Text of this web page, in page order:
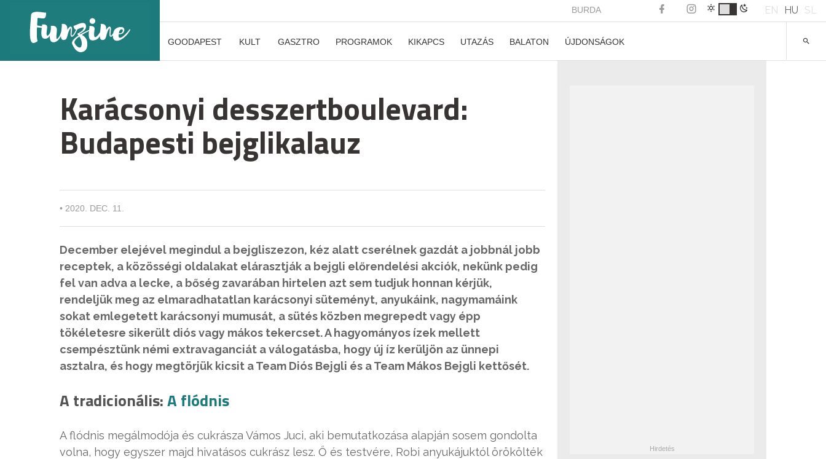
BURDA EN HU SL
GOODAPEST KULT GASZTRO PROGRAMOK KIKAPCS UTAZÁS BALATON ÚJDONSÁGOK
Karácsonyi desszertboulevard:
Budapesti bejglikalauz
• 2020. DEC. 11.
December elejével megindul a bejgliszezon, kéz alatt cserélnek gazdát a jobbnál jobb
receptek, a közösségi oldalakat elárasztják a bejgli előrendelési akciók, nekünk pedig
fel van adva a lecke, a bőség zavarában hirtelen azt sem tudjuk honnan kérjük,
rendeljük meg az elmaradhatatlan karácsonyi süteményt, anyukáink, nagymamáink
sokat emlegetett karácsonyi mumusát, a sütés közben megrepedt vagy épp
tökéletesre sikerült diós vagy mákos tekercset. A hagyományos ízek mellett
csempésztünk némi extravaganciát a válogatásba, hogy új íz kerüljön az ünnepi
asztalra, és hogy megtörjük kicsit a Team Diós Bejgli és a Team Mákos Bejgli kettősét.
A tradicionális:A flódnis
A flódnis megálmodója és cukrásza Vámos Juci, aki bemutatkozása alapján sosem gondolta
volna, hogy egyszer majd hivatásos cukrász lesz. Ő és testvére, Robi anyukájuktól örökölték